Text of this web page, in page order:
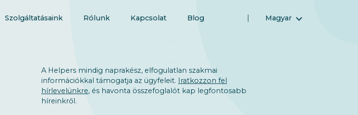
Szolgáltatásaink Rólunk Kapcsolat Blog Magyar
Русский (Orosz)
A Helpers mindig naprakész, elfogulatlan szakmai
információkkal támogatja az ügyfeleit. Iratkozzon fel
hírlevelünkre, és havonta összefoglalót kap legfontosabb
híreinkről.